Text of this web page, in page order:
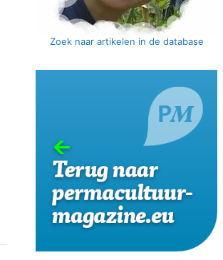
Zoek naar artikelen in de database